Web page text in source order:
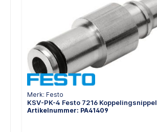
Merk: Festo
KSV-PK-4 Festo 7216 Koppelingsnippel
Artikelnummer: PA41409